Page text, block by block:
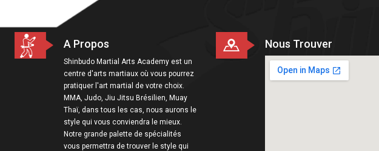
A Propos
Shinbudo Martial Arts Academy est un
centre d'arts martiaux où vous pourrez
pratiquer l'art martial de votre choix.
MMA, Judo, Jiu Jitsu Brésilien, Muay
Thaï, dans tous les cas, nous aurons le
style qui vous conviendra le mieux.
Notre grande palette de spécialités
vous permettra de trouver le style qui
Nous Trouver